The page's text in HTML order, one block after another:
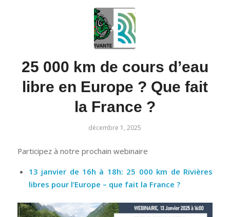
25 000 km de cours d’eau
libre en Europe ? Que fait
la France ?
décembre 1, 2025
Participez à notre prochain webinaire
13 janvier de 16h à 18h: 25 000 km de Rivières
libres pour l’Europe – que fait la France ?